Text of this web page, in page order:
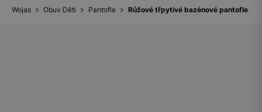
Wojas Obuv Děti Pantofle Růžové třpytivé bazénové pantofle